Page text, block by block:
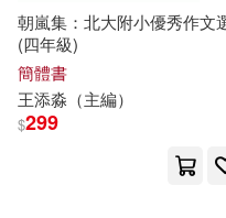
朱斌（主編）(63)
梁頌（主編）(62)
廣東科技出版社
華夏出版社(670)
中國建材工業出版社
朝嵐集：北大附小優秀作文
(四年級)
簡體書
王添淼（主編）
$299